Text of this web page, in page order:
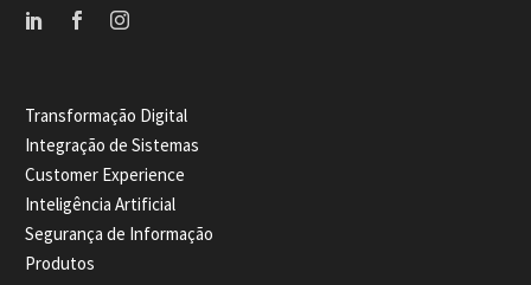
Transformação Digital
Integração de Sistemas
Customer Experience
Inteligência Artificial
Segurança de Informação
Produtos